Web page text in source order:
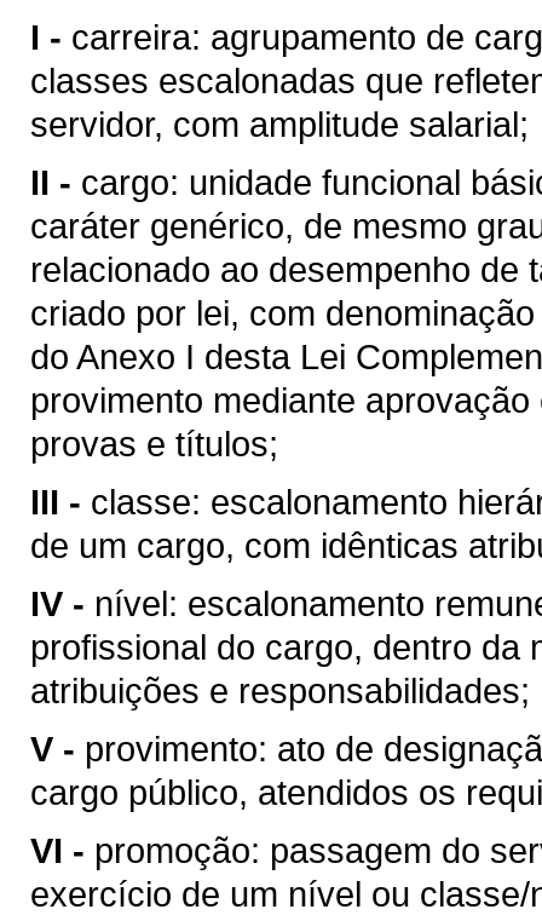
I - carreira: agrupamento de
classes escalonadas que
servidor, com amplitude salarial;
II - cargo: unidade funcional
caráter genérico, de mesmo
relacionado ao desempenho de
criado por lei, com
do Anexo I desta Lei
provimento mediante
provas e títulos;
III - classe: escalonamento
de um cargo, com idênticas
IV - nível: escalonamento
profissional do cargo, dentro da
atribuições e responsabilidades;
V - provimento: ato de
cargo público, atendidos os
VI - promoção: passagem do
exercício de um nível ou